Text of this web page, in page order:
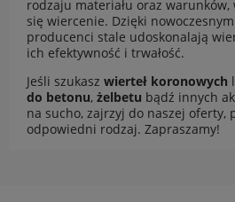
rodzaju materiału oraz warunków,
się wiercenie. Dzięki
producenci stale udoskonalają
ich efektywność i trwałość.
Jeśli szukasz wierteł koronowych
do betonu, żelbetu bądź innych
na sucho, zajrzyj do naszej oferty,
odpowiedni rodzaj. Zapraszamy!